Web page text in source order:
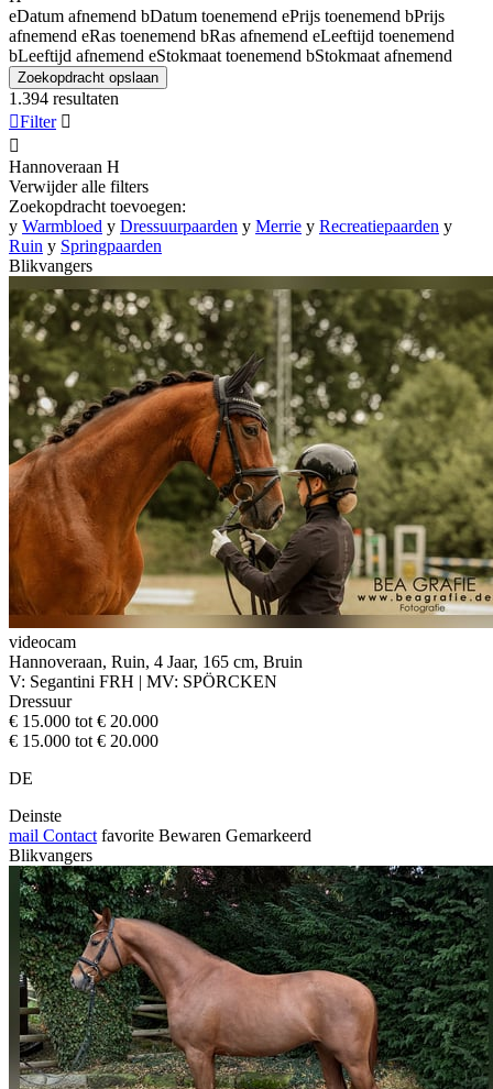
eDatum afnemend bDatum toenemend ePrijs toenemend bPrijs
afnemend eRas toenemend bRas afnemend eLeeftijd toenemend
bLeeftijd afnemend eStokmaat toenemend bStokmaat afnemend
Zoekopdracht opslaan
1.394 resultaten
Filter 

Hannoveraan H
Verwijder alle filters
Zoekopdracht toevoegen:
y Warmbloed y Dressuurpaarden y Merrie y Recreatiepaarden y
Ruin y Springpaarden
Blikvangers
videocam
Hannoveraan, Ruin, 4 Jaar, 165 cm, Bruin
V: Segantini FRH | MV: SPÖRCKEN
Dressuur
€ 15.000 tot € 20.000
€ 15.000 tot € 20.000
DE
Deinste
mail Contact favorite Bewaren Gemarkeerd
Blikvangers